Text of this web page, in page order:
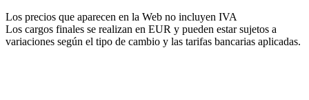
Los precios que aparecen en la Web no incluyen IVA
Los cargos finales se realizan en EUR y pueden estar sujetos a
variaciones según el tipo de cambio y las tarifas bancarias aplicadas.